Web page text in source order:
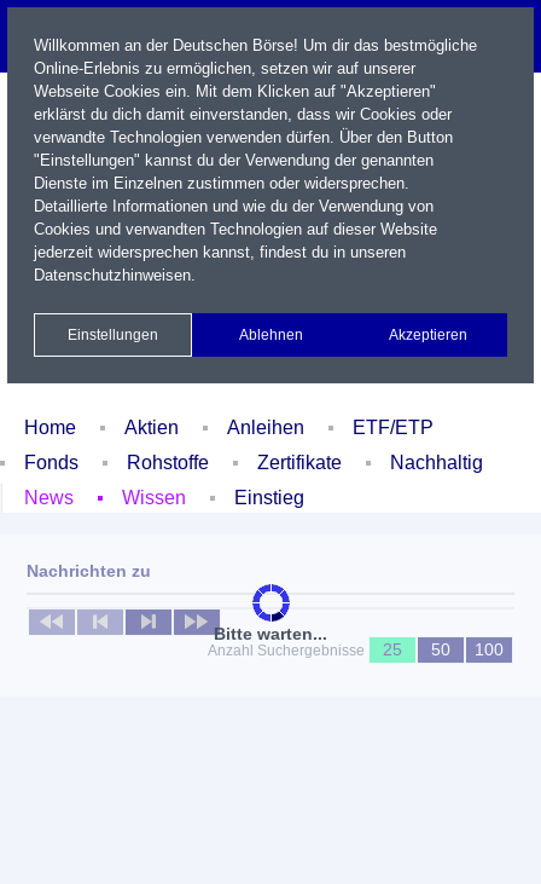
Name / WKN / ISIN / Kürzel
Xetra Realtime
Watchlist Portfolio Login
Home Aktien Anleihen
ETF/ETP
Fonds
Rohstoffe Zertifikate
Nachhaltig
News
Wissen Einstieg
Bitte warten...
Nachrichten zu
Keine News verfügbar
Anzahl Suchergebnisse
25 50 100
Willkommen an der Deutschen Börse! Um dir das bestmögliche
Online-Erlebnis zu ermöglichen, setzen wir auf unserer
Webseite Cookies ein. Mit dem Klicken auf "Akzeptieren"
erklärst du dich damit einverstanden, dass wir Cookies oder
verwandte Technologien verwenden dürfen. Über den Button
"Einstellungen" kannst du der Verwendung der genannten
Dienste im Einzelnen zustimmen oder widersprechen.
Detaillierte Informationen und wie du der Verwendung von
Cookies und verwandten Technologien auf dieser Website
jederzeit widersprechen kannst, findest du in unseren
Datenschutzhinweisen.
Einstellungen Ablehnen Akzeptieren